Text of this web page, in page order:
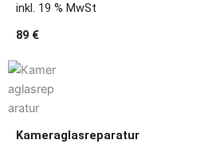
inkl. 19 % MwSt
89 €
Kameraglasreparatur